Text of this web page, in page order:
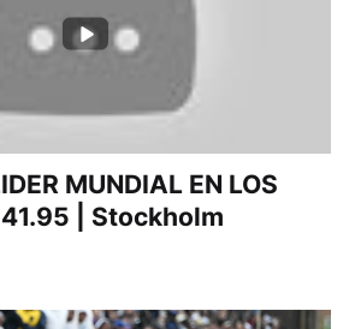
MUNDIAL EN LOS
| Stockholm